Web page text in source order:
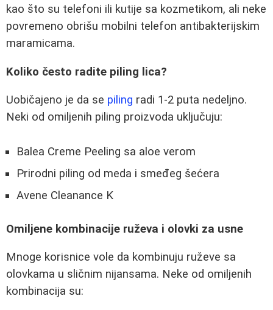
kao što su telefoni ili kutije sa kozmetikom, ali neke
povremeno obrišu mobilni telefon antibakterijskim
maramicama.
Koliko često radite piling lica?
Uobičajeno je da se piling radi 1-2 puta nedeljno.
Neki od omiljenih piling proizvoda uključuju:
Balea Creme Peeling sa aloe verom
Prirodni piling od meda i smeđeg šećera
Avene Cleanance K
Omiljene kombinacije ruževa i olovki za usne
Mnoge korisnice vole da kombinuju ruževe sa
olovkama u sličnim nijansama. Neke od omiljenih
kombinacija su: